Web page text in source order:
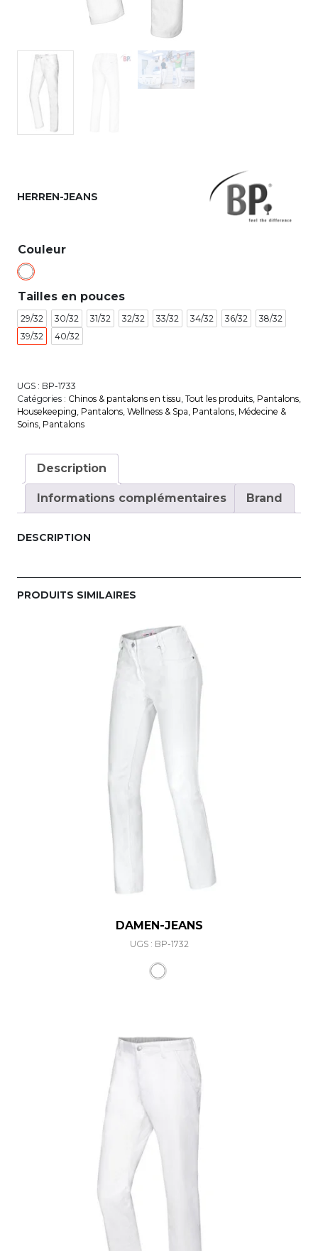
HERREN-JEANS
Couleur
Tailles en pouces
29/32 30/32 31/32 32/32 33/32 34/32 36/32
38/32
39/32
40/32
UGS : BP-1733
Catégories : Chinos & pantalons en tissu Tout les produits Pantalons
House­keeping Pantalons Wellness & Spa Pantalons Médecine &
Soins Pantalons
Description
Informations complémentaires Brand
DESCRIPTION
PRODUITS SIMILAIRES
DAMEN-JEANS
UGS : BP-1732